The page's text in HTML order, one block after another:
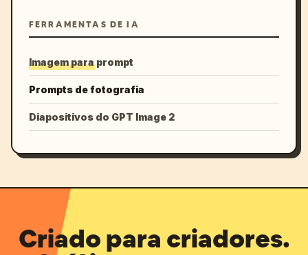
FERRAMENTAS DE IA
Imagem para prompt
Prompts de fotografia
Diapositivos do GPT Image 2
Criado para criadores.